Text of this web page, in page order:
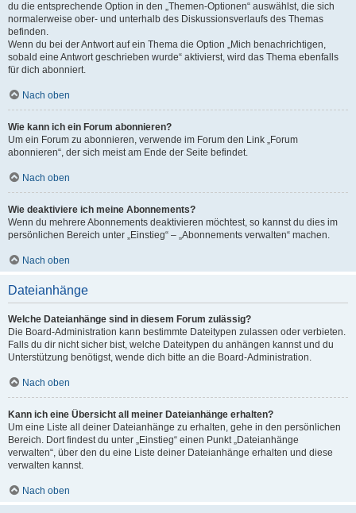
du die entsprechende Option in den „Themen-Optionen“ auswählst, die sich
normalerweise ober- und unterhalb des Diskussionsverlaufs des Themas
befinden.
Wenn du bei der Antwort auf ein Thema die Option „Mich benachrichtigen,
sobald eine Antwort geschrieben wurde“ aktivierst, wird das Thema ebenfalls
für dich abonniert.
Nach oben
Wie kann ich ein Forum abonnieren?
Um ein Forum zu abonnieren, verwende im Forum den Link „Forum
abonnieren“, der sich meist am Ende der Seite befindet.
Nach oben
Wie deaktiviere ich meine Abonnements?
Wenn du mehrere Abonnements deaktivieren möchtest, so kannst du dies im
persönlichen Bereich unter „Einstieg“ – „Abonnements verwalten“ machen.
Nach oben
Dateianhänge
Welche Dateianhänge sind in diesem Forum zulässig?
Die Board-Administration kann bestimmte Dateitypen zulassen oder verbieten.
Falls du dir nicht sicher bist, welche Dateitypen du anhängen kannst und du
Unterstützung benötigst, wende dich bitte an die Board-Administration.
Nach oben
Kann ich eine Übersicht all meiner Dateianhänge erhalten?
Um eine Liste all deiner Dateianhänge zu erhalten, gehe in den persönlichen
Bereich. Dort findest du unter „Einstieg“ einen Punkt „Dateianhänge
verwalten“, über den du eine Liste deiner Dateianhänge erhalten und diese
verwalten kannst.
Nach oben